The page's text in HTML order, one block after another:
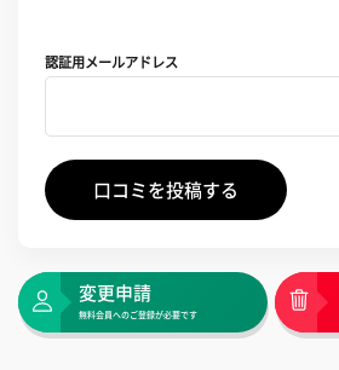
認証用メールアドレス
口コミを投稿する
変更申請
無料会員へのご登録が必要です